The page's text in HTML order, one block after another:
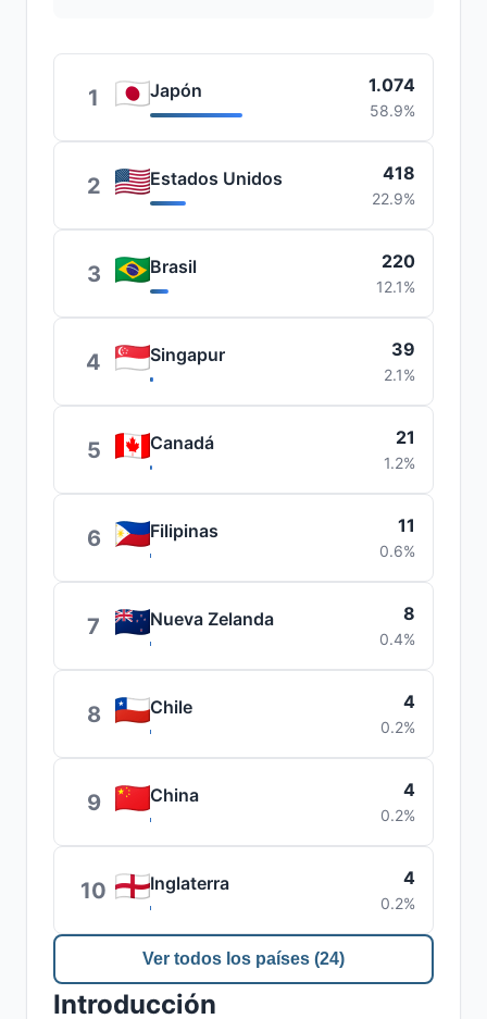
1 Japón 1.074
58.9%
2 Estados Unidos 418
22.9%
3 Brasil 220
12.1%
4 Singapur 39
2.1%
5 Canadá 21
1.2%
6 Filipinas 11
0.6%
7 Nueva Zelanda 8
0.4%
8 Chile 4
0.2%
9 China 4
0.2%
10 Inglaterra 4
0.2%
Ver todos los países (24)
Introducción